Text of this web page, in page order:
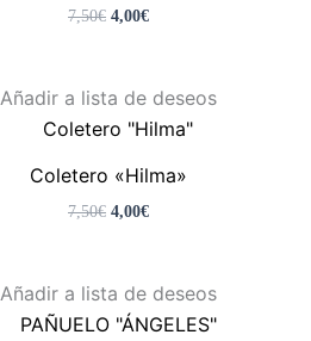
7,50€ 4,00€
Añadir a lista de deseos
Coletero «Hilma»
7,50€
El
original
7,50€.
4,00€
El
actual
4,00€.
Añadir a lista de deseos
El
precio
original
El
actual